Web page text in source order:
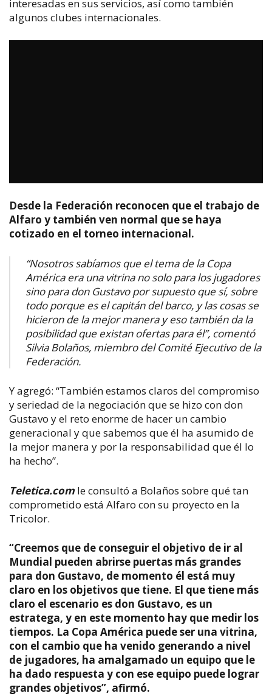
interesadas en sus servicios, así como también
algunos clubes internacionales.
Desde la Federación reconocen que el trabajo de
Alfaro y también ven normal que se haya
cotizado en el torneo internacional.
“Nosotros sabíamos que el tema de la Copa
América era una vitrina no solo para los jugadores
sino para don Gustavo por supuesto que sí, sobre
todo porque es el capitán del barco, y las cosas se
hicieron de la mejor manera y eso también da la
posibilidad que existan ofertas para él”, comentó
Silvia Bolaños, miembro del Comité Ejecutivo de la
Federación.
Y agregó: “También estamos claros del compromiso
y seriedad de la negociación que se hizo con don
Gustavo y el reto enorme de hacer un cambio
generacional y que sabemos que él ha asumido de
la mejor manera y por la responsabilidad que él lo
ha hecho”.
Teletica.com le consultó a Bolaños sobre qué tan
comprometido está Alfaro con su proyecto en la
Tricolor.
“Creemos que de conseguir el objetivo de ir al
Mundial pueden abrirse puertas más grandes
para don Gustavo, de momento él está muy
claro en los objetivos que tiene. El que tiene más
claro el escenario es don Gustavo, es un
estratega, y en este momento hay que medir los
tiempos. La Copa América puede ser una vitrina,
con el cambio que ha venido generando a nivel
de jugadores, ha amalgamado un equipo que le
ha dado respuesta y con ese equipo puede lograr
grandes objetivos”, afirmó.